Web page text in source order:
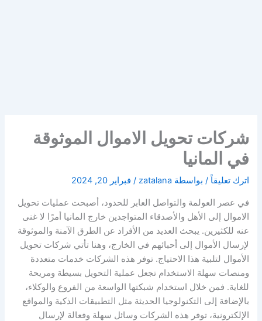
شركات تحويل الاموال الموثوقة
في المانيا
اترك تعليقاً / بواسطة zatalana
/ فبراير 20, 2024
في عصر العولمة والتواصل العابر للحدود، أصبحت عمليات تحويل
الاموال إلى الأهل والأصدقاء المتواجدين خارج المانيا أمرًا لا غنى
عنه للكثيرين. يبحث العديد من الأفراد عن الطرق الآمنة والموثوقة
لإرسال الأموال إلى أحبائهم في الخارج، وهنا تأتي شركات تحويل
الأموال لتلبية هذا الاحتياج. توفر هذه الشركات خدمات متعددة
ومنصات سهلة الاستخدام تجعل عملية التحويل بسيطة ومريحة
للغاية. فمن خلال استخدام شبكتها الواسعة من الفروع والوكلاء،
بالإضافة إلى التكنولوجيا الحديثة مثل التطبيقات الذكية والمواقع
الإلكترونية، توفر هذه الشركات وسائل سهلة وفعالة لإرسال